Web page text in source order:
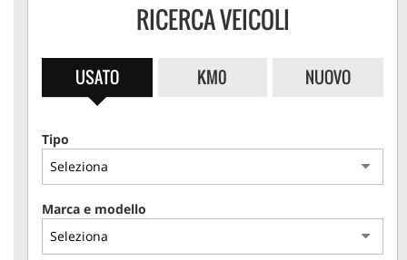
RICERCA VEICOLI
USATO KM0 NUOVO
Tipo
Marca e modello
Maggiolino